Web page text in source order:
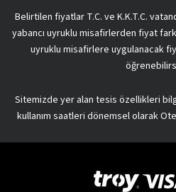
Belirtilen fiyatlar T.C. ve K.K.T.C.
yabancı uyruklu misafirlerden fiyat
uyruklu misafirlere uygulanacak
Sitemizde yer alan tesis özellikleri
kullanım saatleri dönemsel olarak